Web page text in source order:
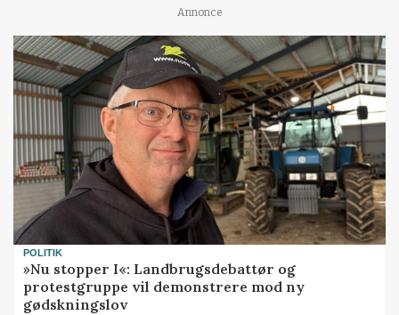
Annonce
POLITIK
»Nu stopper I«: Landbrugsdebattør og
protestgruppe vil demonstrere mod ny
gødskningslov